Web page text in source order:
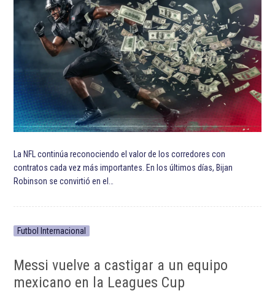
La NFL continúa reconociendo el valor de los corredores con
contratos cada vez más importantes. En los últimos días, Bijan
Robinson se convirtió en el…
Futbol Internacional
Messi vuelve a castigar a un equipo
mexicano en la Leagues Cup